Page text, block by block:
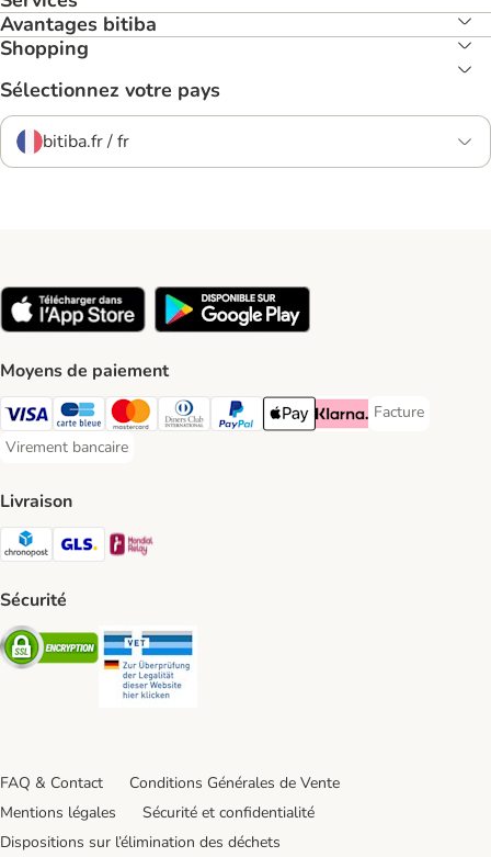
Avantages bitiba
Shopping
Sélectionnez votre pays
bitiba.fr / fr
Moyens de paiement
Visa Payment Method
carte bleue Payment Method
Master Card Payment Method
Diners Club Payment Method
Paypal Payment Method
Apple Pay Payment Method
Klarna Payment Method
Facture
Facture
Virement bancaire
Virement bancaire Payment Method
Livraison
Chronopost Shipping Method
GLS Shipping Method
Sécurité
Security
FAQ & Contact
Conditions Générales de Vente
Mentions légales
Sécurité et confidentialité
Dispositions sur l’élimination des déchets